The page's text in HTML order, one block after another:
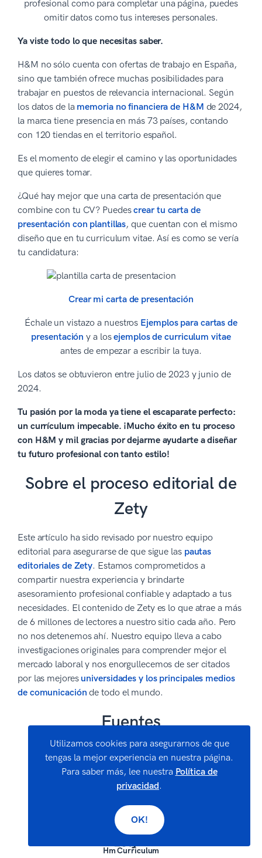
profesional como para completar una página, puedes
omitir datos como tus intereses personales.
Ya viste todo lo que necesitas saber.
H&M no sólo cuenta con ofertas de trabajo en España,
sino que también ofrece muchas posibilidades para
trabajar en puestos de relevancia internacional. Según
los datos de la memoria no financiera de H&M de 2024,
la marca tiene presencia en más 73 países, contando
con 120 tiendas en el territorio español.
Es el momento de elegir el camino y las oportunidades
que quieres tomar.
¿Qué hay mejor que una carta de presentación que
combine con tu CV? Puedescrear tu carta de
presentación con plantillas, que cuentan con el mismo
diseño que en tu curriculum vitae. Así es como se vería
tu candidatura:
Crear mi carta de presentación
Échale un vistazo a nuestros Ejemplos para cartas de
presentación y a losejemplos de curriculum vitae
antes de empezar a escribir la tuya.
Los datos se obtuvieron entre julio de 2023 y junio de
2024.
Tu pasión por la moda ya tiene el escaparate perfecto:
un currículum impecable. ¡Mucho éxito en tu proceso
con H&M y mil gracias por dejarme ayudarte a diseñar
tu futuro profesional con tanto estilo!
Sobre el proceso editorial de
Zety
Este artículo ha sido revisado por nuestro equipo
editorial para asegurarse de que sigue las pautas
editoriales de Zety. Estamos comprometidos a
compartir nuestra experiencia y brindarte
asesoramiento profesional confiable y adaptado a tus
necesidades. El contenido de Zety es lo que atrae a más
de 6 millones de lectores a nuestro sitio cada año. Pero
no nos detenemos ahí. Nuestro equipo lleva a cabo
investigaciones originales para comprender mejor el
mercado laboral y nos enorgullecemos de ser citados
por las mejores universidades y los principales medios
de comunicación de todo el mundo.
Fuentes
H&M España | Estado de Información No
Financiera 2024
Valora mi artículo:
Hm Curriculum
Utilizamos cookies para asegurarnos de que
tengas la mejor experiencia en nuestra página.
Para saber más, lee nuestra Política de
privacidad.
OK!